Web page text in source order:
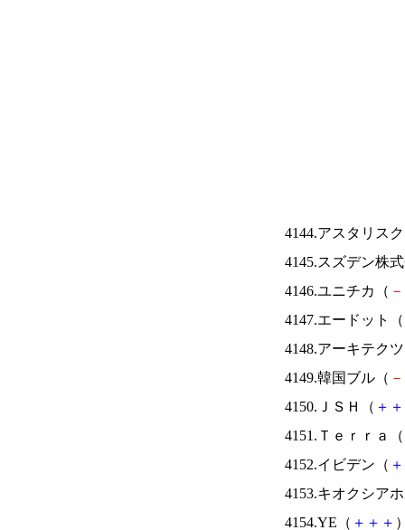
4144.アスタリス
4145.スズデン株
4146.ユニチカ（ －
4147.エードット（
4148.アーキテク
4149.韓国ブル（ －
4150.ＪＳＨ（ ＋ ＋
4151.Ｔｅｒｒａ（
4152.イビデン（ ＋
4153.キオクシア
4154.YE（ ＋ ＋ ＋